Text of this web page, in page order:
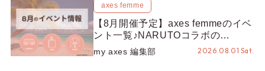
axes femme
【8月開催予定】axes femmeのイベ
ント一覧♪NARUTOコラボの
REZEN POPUPから、プチYour
Stage.、ティーパーティまで！8月
my axes 編集部 2026.08.01 Sat.